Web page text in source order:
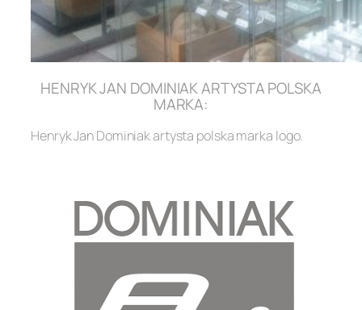
HENRYK JAN DOMINIAK ARTYSTA POLSKA
MARKA:
Henryk Jan Dominiak artysta polska marka logo.